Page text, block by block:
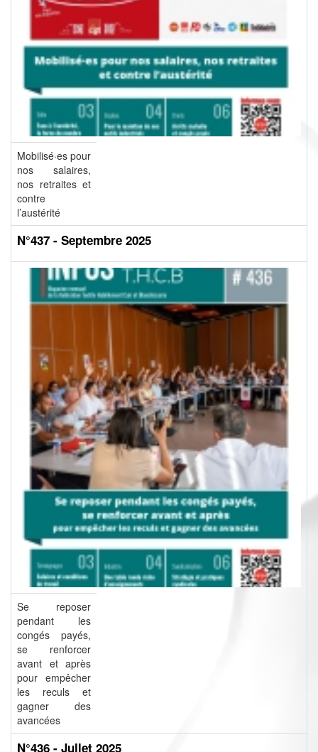
Mobilisé·es pour
nos salaires,
nos retraites et
contre
l’austérité
N°437 - Septembre 2025
Se reposer
pendant les
congés payés,
se renforcer
avant et après
pour empêcher
les reculs et
gagner des
avancées
N°436 - Jullet 2025